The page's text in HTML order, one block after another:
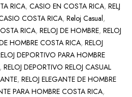
RICA, CASIO EN COSTA RICA, RELJ
COSTA RICA, Reloj Casual,
RICA, RELOJ DE HOMBRE, RELOJ
HOMBRE COSTA RICA, RELOJ
DEPORTIVO PARA HOMBRE
, RELOJ DEPORTIVO RELOJ CASUAL
, RELOJ ELEGANTE DE HOMBRE
PARA HOMBRE COSTA RICA,